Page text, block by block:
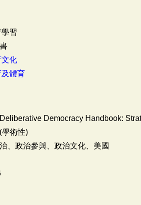
習
化
體育
Democracy Handbook:
術性)
、政治參與、政治文化、美國